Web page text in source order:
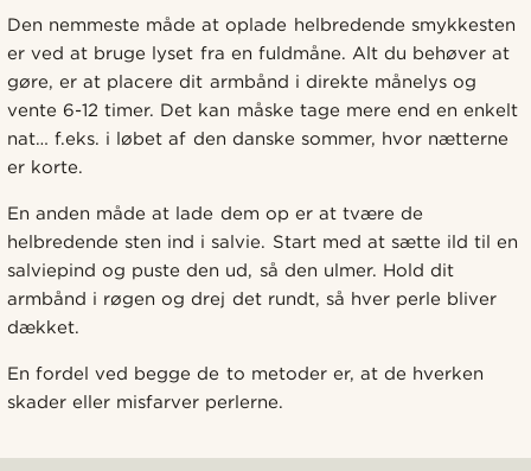
Den nemmeste måde at oplade helbredende smykkesten
er ved at bruge lyset fra en fuldmåne. Alt du behøver at
gøre, er at placere dit armbånd i direkte månelys og
vente 6-12 timer. Det kan måske tage mere end en enkelt
nat… f.eks. i løbet af den danske sommer, hvor nætterne
er korte.
En anden måde at lade dem op er at tvære de
helbredende sten ind i salvie. Start med at sætte ild til en
salviepind og puste den ud, så den ulmer. Hold dit
armbånd i røgen og drej det rundt, så hver perle bliver
dækket.
En fordel ved begge de to metoder er, at de hverken
skader eller misfarver perlerne.